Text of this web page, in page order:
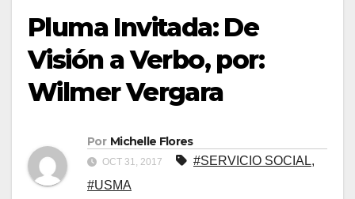
Pluma Invitada: De
Visión a Verbo, por:
Wilmer Vergara
Por Michelle Flores
OCT 31, 2017 #SERVICIO SOCIAL,
#USMA